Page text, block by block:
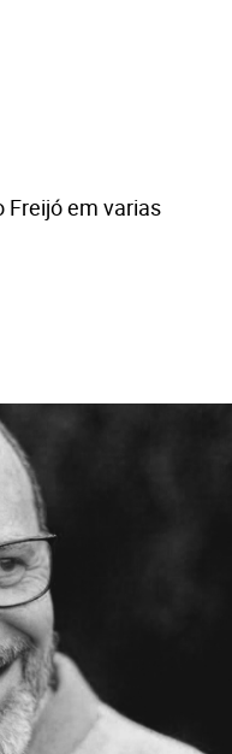
Freijó em varias